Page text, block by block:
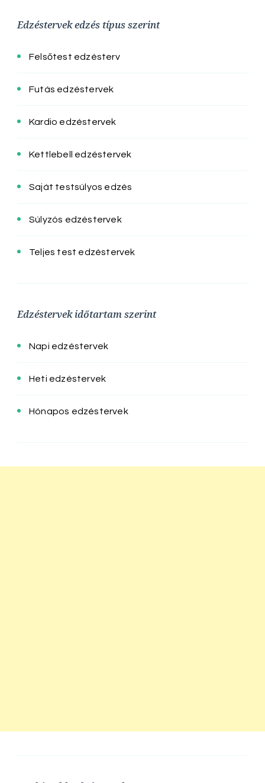
Edzéstervek edzés típus szerint
Felsőtest edzésterv
Futás edzéstervek
Kardio edzéstervek
Kettlebell edzéstervek
Saját testsúlyos edzés
Súlyzós edzéstervek
Teljes test edzéstervek
Edzéstervek időtartam szerint
Napi edzéstervek
Heti edzéstervek
Hónapos edzéstervek